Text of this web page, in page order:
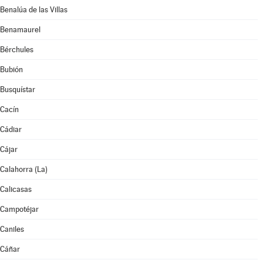
Benalúa de las Villas
Benamaurel
Bérchules
Bubión
Busquístar
Cacín
Cádiar
Cájar
Calahorra (La)
Calicasas
Campotéjar
Caniles
Cáñar